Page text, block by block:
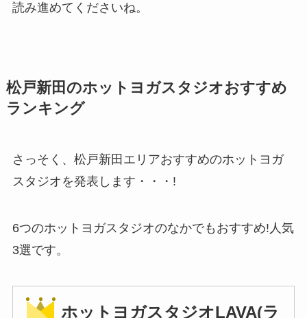
読み進めてくださいね。
松戸新田のホットヨガスタジオおすすめ
ランキング
さっそく、松戸新田エリアおすすめのホットヨガ
スタジオを発表します・・・!
6つのホットヨガスタジオのなかでもおすすめ!人気
3選です。
ホットヨガスタジオLAVA(ラ